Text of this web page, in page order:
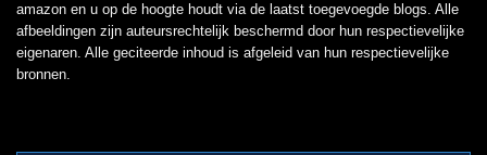
amazon en u op de hoogte houdt via de laatst toegevoegde blogs. Alle
afbeeldingen zijn auteursrechtelijk beschermd door hun respectievelijke
eigenaren. Alle geciteerde inhoud is afgeleid van hun respectievelijke
bronnen.